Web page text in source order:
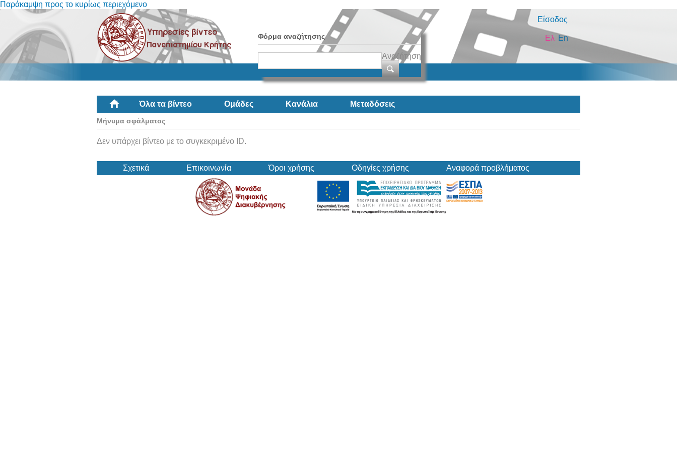
Παράκαμψη προς το κυρίως περιεχόμενο
Είσοδος
Φόρμα αναζήτησης
Αναζήτηση
En
Ελ
Όλα τα βίντεο Ομάδες Κανάλια Μεταδόσεις
Μήνυμα σφάλματος
Δεν υπάρχει βίντεο με το συγκεκριμένο ID.
Σχετικά Επικοινωνία Όροι χρήσης Οδηγίες χρήσης Αναφορά προβλήματος